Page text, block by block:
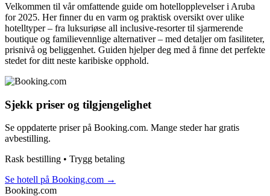
Velkommen til vår omfattende guide om hotellopplevelser i Aruba
for 2025. Her finner du en varm og praktisk oversikt over ulike
hotelltyper – fra luksuriøse all inclusive-resorter til sjarmerende
boutique og familievennlige alternativer – med detaljer om fasiliteter,
prisnivå og beliggenhet. Guiden hjelper deg med å finne det perfekte
stedet for ditt neste karibiske opphold.
Sjekk priser og tilgjengelighet
Se oppdaterte priser på Booking.com. Mange steder har gratis
avbestilling.
Rask bestilling • Trygg betaling
Se hotell på Booking.com →
Booking.com